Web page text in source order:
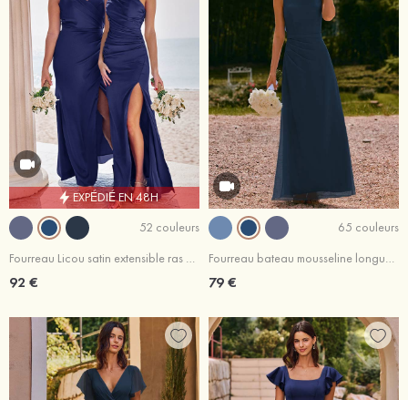
EXPÉDIÉ EN 48H
52 couleurs
Fourreau Licou satin extensible ras du sol robe de demoiselle d'honneur
92 €
65 couleurs
Fourreau bateau mousseline longueur ras du sol robe de demoiselle d'honneur avec plissé ceintures
79 €